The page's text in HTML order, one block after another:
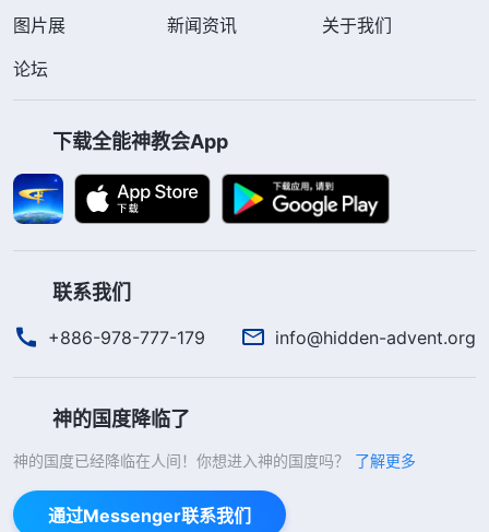
图片展
新闻资讯
关于我们
论坛
下载全能神教会App
联系我们
+886-978-777-179 info@hidden-advent.org
神的国度降临了
神的国度已经降临在人间！你想进入神的国度吗？ 了解更多
通过Messenger联系我们